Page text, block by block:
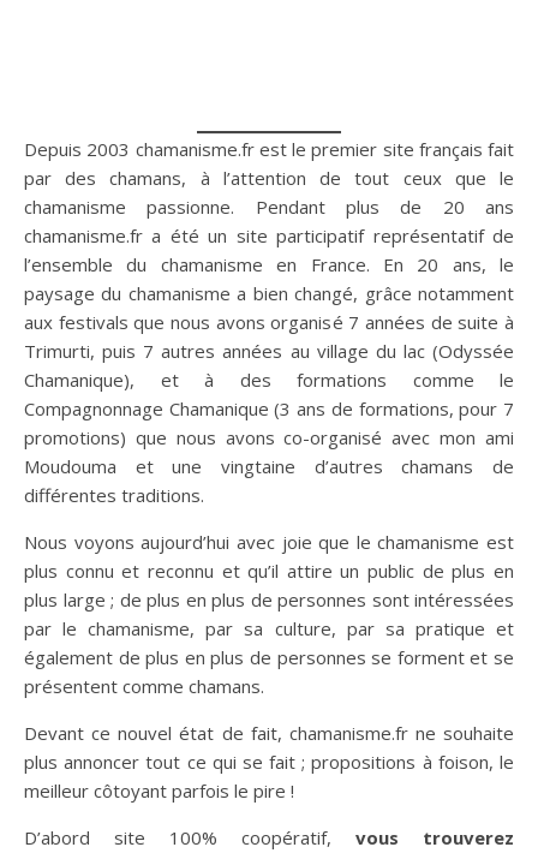
Depuis 2003 chamanisme.fr est le premier site français fait
par des chamans, à l’attention de tout ceux que le
chamanisme passionne. Pendant plus de 20 ans
chamanisme.fr a été un site participatif représentatif de
l’ensemble du chamanisme en France. En 20 ans, le
paysage du chamanisme a bien changé, grâce notamment
aux festivals que nous avons organisé 7 années de suite à
Trimurti, puis 7 autres années au village du lac (Odyssée
Chamanique), et à des formations comme le
Compagnonnage Chamanique (3 ans de formations, pour 7
promotions) que nous avons co-organisé avec mon ami
Moudouma et une vingtaine d’autres chamans de
différentes traditions.
Nous voyons aujourd’hui avec joie que le chamanisme est
plus connu et reconnu et qu’il attire un public de plus en
plus large ; de plus en plus de personnes sont intéressées
par le chamanisme, par sa culture, par sa pratique et
également de plus en plus de personnes se forment et se
présentent comme chamans.
Devant ce nouvel état de fait, chamanisme.fr ne souhaite
plus annoncer tout ce qui se fait ; propositions à foison, le
meilleur côtoyant parfois le pire !
D’abord site 100% coopératif, vous trouverez